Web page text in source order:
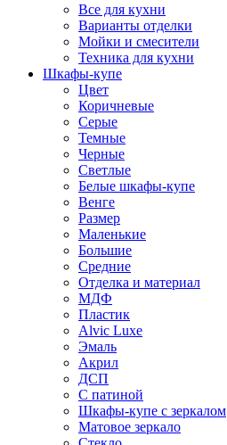
Все для кухни
Варианты отделки
Мойки и смесители
Техника для кухни
Шкафы-купе
Цвет
Коричневые
Серые
Темные
Черные
Светлые
Белые шкафы-купе
Венге
Размер
Маленькие
Большие
Средние
Отделка и материал
МДФ
Пластик
Alvic Luxe
Эмаль
Акрил
ДСП
С патиной
Шкафы-купе с зеркалом
Матовое зеркало